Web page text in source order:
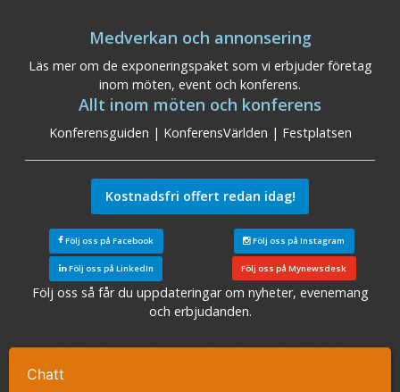
Ta kontakt
Medverkan och annonsering
Läs mer om de exponeringspaket som vi erbjuder företag
inom möten, event och konferens.
Allt inom möten och konferens
Konferensguiden | KonferensVärlden | Festplatsen
Kostnadsfri offert redan idag!
Följ oss på Facebook Följ oss på Instagram
Följ oss på LinkedIn Följ oss på Mynewsdesk
Följ oss så får du uppdateringar om nyheter, evenemang
och erbjudanden.
Sök konferensanläggningar|Konferens Stockholm|
Konferens Arlanda
Chatt